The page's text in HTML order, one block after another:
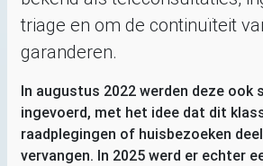
triage en om de continuïteit
garanderen.
In augustus 2022 werden deze ook
ingevoerd, met het idee dat dit
raadplegingen of huisbezoeken
vervangen. In 2025 werd er echter